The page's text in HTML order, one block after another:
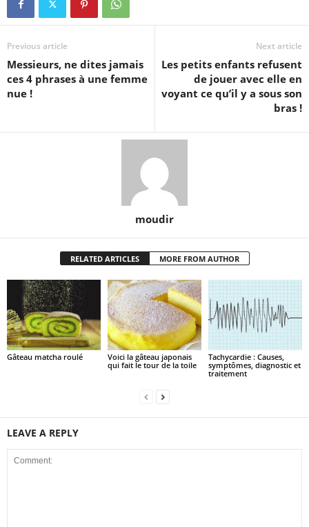
Previous article
Messieurs, ne dites jamais
ces 4 phrases à une femme
nue !
Next article
Les petits enfants refusent
de jouer avec elle en
voyant ce qu’il y a sous son
bras !
moudir
RELATED ARTICLES MORE FROM AUTHOR
Gâteau matcha roulé
Voici la gâteau japonais
qui fait le tour de la toile
Tachycardie : Causes,
symptômes, diagnostic et
traitement
LEAVE A REPLY